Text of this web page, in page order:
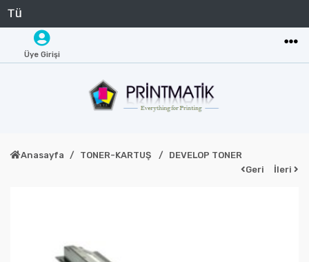
Üye Girişi
Anasayfa TONER-KARTUŞ
DEVELOP TONER
Geri
İleri